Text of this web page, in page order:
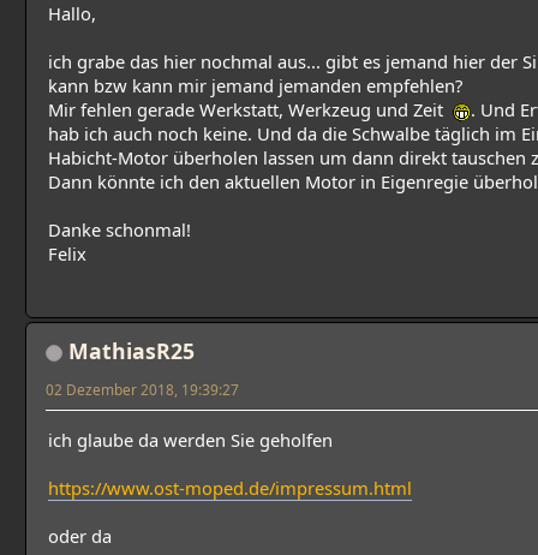
Hallo,
ich grabe das hier nochmal aus... gibt es jemand hier der
kann bzw kann mir jemand jemanden empfehlen?
Mir fehlen gerade Werkstatt, Werkzeug und Zeit
. Und
hab ich auch noch keine. Und da die Schwalbe täglich im
Habicht-Motor überholen lassen um dann direkt tauschen
Dann könnte ich den aktuellen Motor in Eigenregie
Danke schonmal!
Felix
MathiasR25
02 Dezember 2018, 19:39:27
ich glaube da werden Sie geholfen
https://www.ost-moped.de/impressum.html
oder da